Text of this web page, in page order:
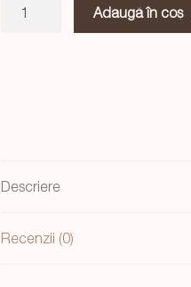
120
Cadou
Adaugă în coș
Descriere
Recenzii (0)